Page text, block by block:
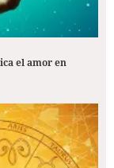
el amor en